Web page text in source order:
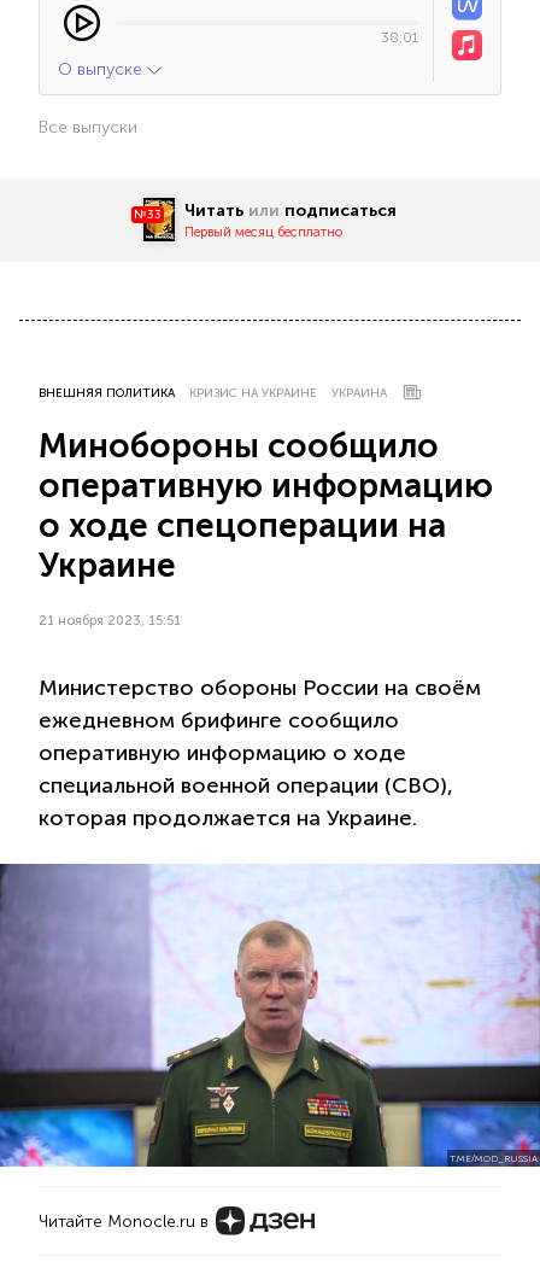
38:01
О выпуске
Все выпуски
№33 Читать или подписаться
Первый месяц бесплатно
ВНЕШНЯЯ ПОЛИТИКА КРИЗИС НА УКРАИНЕ УКРАИНА
Минобороны сообщило
оперативную информацию
о ходе спецоперации на
Украине
21 ноября 2023, 15:51
Министерство обороны России на своём
ежедневном брифинге сообщило
оперативную информацию о ходе
специальной военной операции (СВО),
которая продолжается на Украине.
T.ME/MOD_RUSSIA
Читайте Monocle.ru в